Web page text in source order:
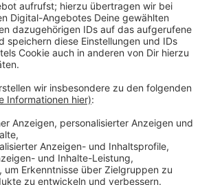
Wir benötigen Ihre
um den YouTube
Service zu laden!
einen Service eines
um Videoinhalte